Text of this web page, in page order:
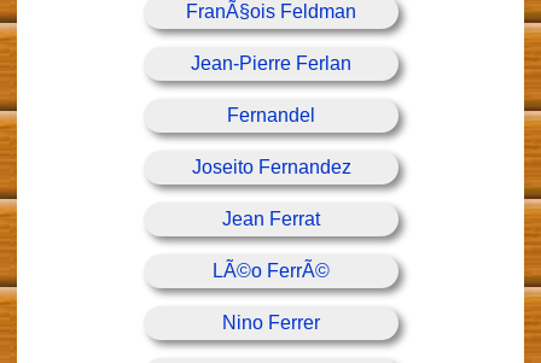
FranÃ§ois Feldman
Jean-Pierre Ferlan
Fernandel
Joseito Fernandez
Jean Ferrat
LÃ©o FerrÃ©
Nino Ferrer